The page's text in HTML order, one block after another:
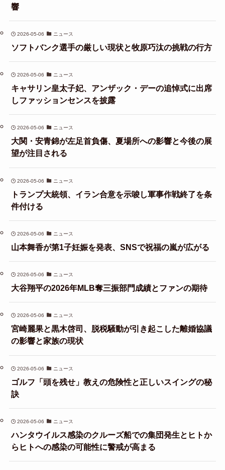
響
2026-05-06 ニュース
ソフトバンク選手の厳しい現状と牧原巧汰の挑戦の行方
2026-05-06 ニュース
キャサリン皇太子妃、アンザック・デーの追悼式に出席
しファッションセンスを披露
2026-05-06 ニュース
大関・安青錦が左足首負傷、夏場所への影響と今後の展
望が注目される
2026-05-06 ニュース
トランプ大統領、イラン合意を示唆し軍事作戦終了を条
件付ける
2026-05-06 ニュース
山本舞香が第1子妊娠を発表、SNSで祝福の嵐が広がる
2026-05-06 ニュース
大谷翔平の2026年MLB奪三振部門成績とファンの期待
2026-05-06 ニュース
宮崎麗果と黒木啓司、脱税騒動が引き起こした離婚協議
の影響と家族の現状
2026-05-06 ニュース
ゴルフ「頭を残せ」教えの危険性と正しいスイングの秘
訣
2026-05-06 ニュース
ハンタウイルス感染のクルーズ船での集団発生とヒトか
らヒトへの感染の可能性に警戒が高まる